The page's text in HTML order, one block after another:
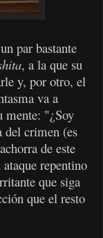
par bastante
, a la que su
y, por otro, el
va a
mente: "¿Soy
del crimen (es
de este
repentino
que siga
que el resto